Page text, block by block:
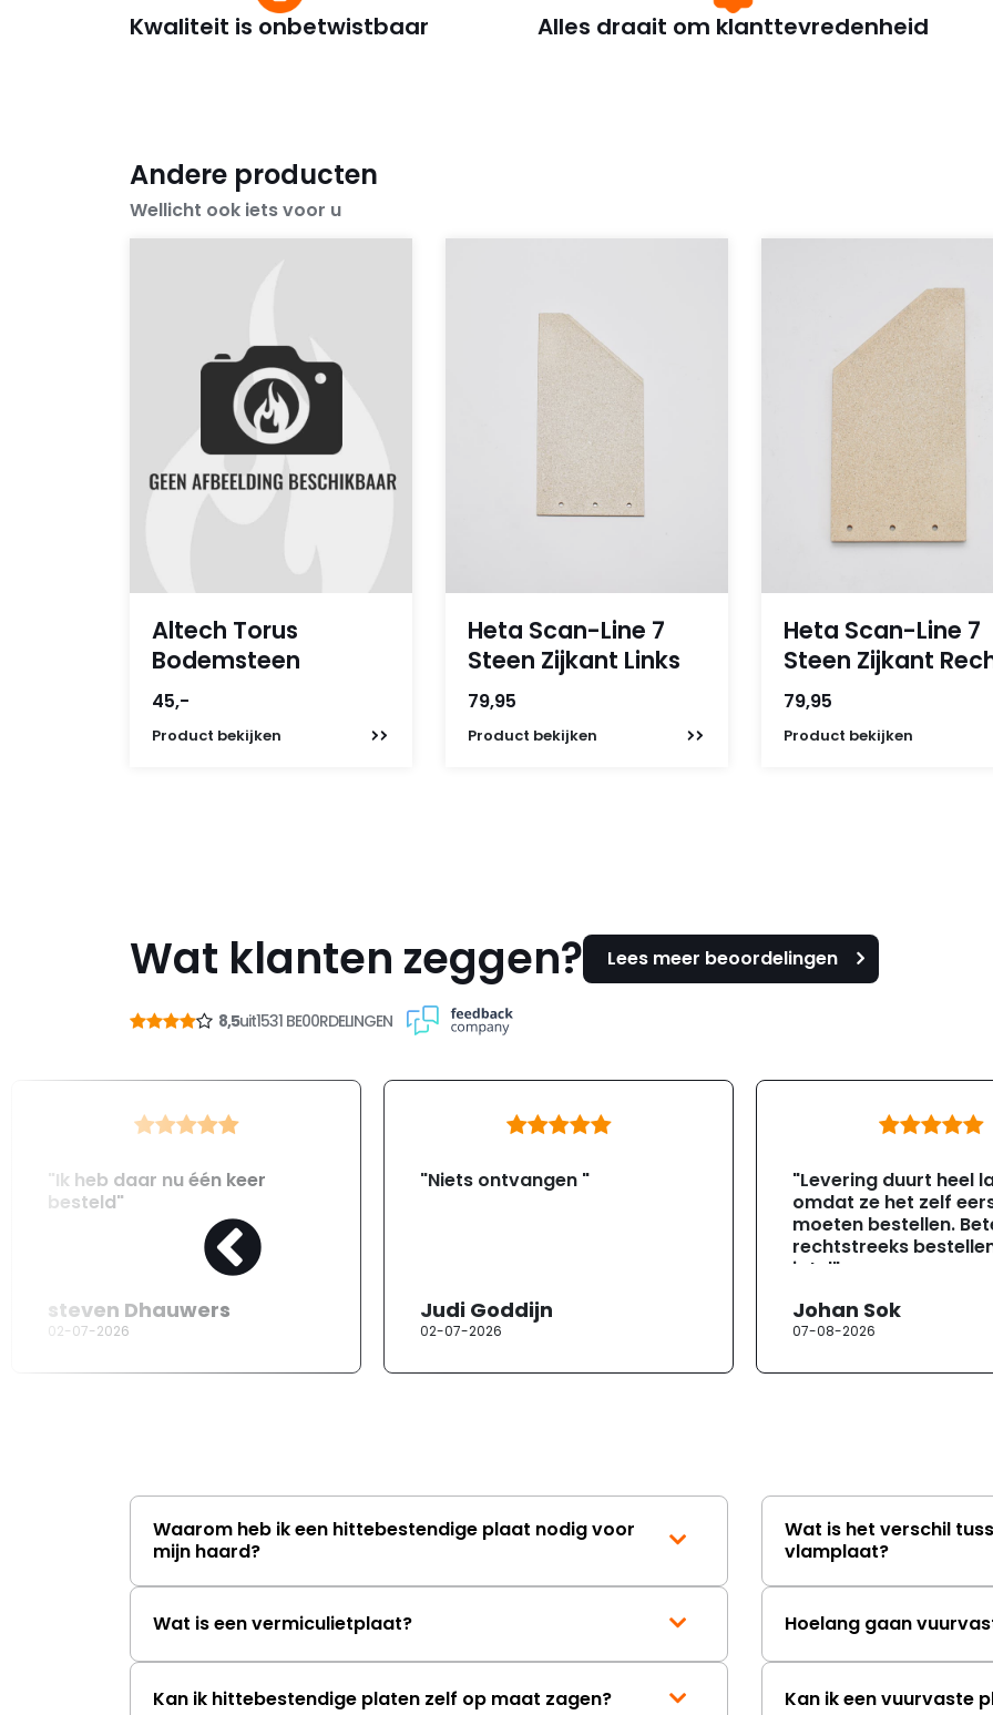
Kwaliteit is onbetwistbaar Alles draait om klanttevredenheid
Andere producten
Wellicht ook iets voor u
Altech Torus
Bodemsteen
45,-
Product bekijken
Heta Scan-Line 7
Steen Zijkant Links
79,95
Product bekijken
Heta Scan-Line 7
Steen Zijkant
79,95
Product bekijken
Wat klanten zeggen? Lees meer beoordelingen
8,5uit1531 BE00RDELINGEN
"Ik heb daar nu één keer
besteld"
steven Dhauwers
02-07-2026
"Niets ontvangen "
Judi Goddijn
02-07-2026
"Levering duurt heel
omdat ze het zelf
moeten bestellen.
rechtstreeks
jotul"
Johan Sok
07-08-2026
Waarom heb ik een hittebestendige plaat nodig voor
mijn haard?
Wat is een vermiculietplaat?
Kan ik hittebestendige platen zelf op maat zagen?
Wat is het verschil
vlamplaat?
Hoelang gaan
Kan ik een vuurvaste